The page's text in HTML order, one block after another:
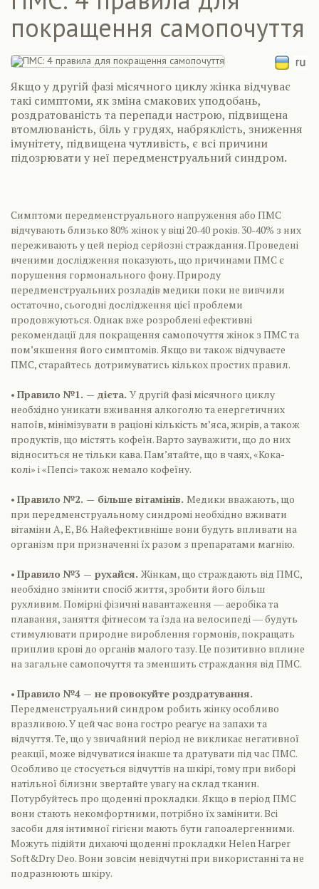
покращення самопочуття
Якщо у другій фазі місячного циклу жінка відчуває
такі симптоми, як зміна смакових уподобань,
роздратованість та перепади настрою, підвищена
втомлюваність, біль у грудях, набряклість, зниження
імунітету, підвищена чутливість, є всі причини
підозрювати у неї передменструальний синдром.
Симптоми передменструального напруження або ПМС
відчувають близько 80% жінок у віці 20˗40 років. 30-40% з них
переживають у цей період серйозні страждання. Проведені
вченими дослідження показують, що причинами ПМС є
порушення гормонального фону. Природу
передменструальних розладів медики поки не вивчили
остаточно, сьогодні дослідження цієї проблеми
продовжуються. Однак вже розроблені ефективні
рекомендації для покращення самопочуття жінок з ПМС та
пом’якшення його симптомів. Якщо ви також відчуваєте
ПМС, старайтесь дотримуватись кількох простих правил.
• Правило №1. — дієта. У другій фазі місячного циклу
необхідно уникати вживання алкоголю та енергетичних
напоїв, мінімізувати в раціоні кількість м’яса, жирів, а також
продуктів, що містять кофеїн. Варто зауважити, що до них
відноситься не тільки кава. Пам’ятайте, що в чаях, «Кока-
колі» і «Пепсі» також немало кофеїну.
• Правило №2. — більше вітамінів. Медики вважають, що
при передменструальному синдромі необхідно вживати
вітаміни А, Е, В6. Найефективніше вони будуть впливати на
організм при призначенні їх разом з препаратами магнію.
• Правило №3 — рухайся. Жінкам, що страждають від ПМС,
необхідно змінити спосіб життя, зробити його більш
рухливим. Помірні фізичні навантаження ― аеробіка та
плавання, заняття фітнесом та їзда на велосипеді ― будуть
стимулювати природне вироблення гормонів, покращать
приплив крові до органів малого тазу. Це позитивно вплине
на загальне самопочуття та зменшить страждання від ПМС.
• Правило №4 — не провокуйте роздратування.
Передменструальний синдром робить жінку особливо
вразливою. У цей час вона гостро реагує на запахи та
відчуття. Те, що у звичайний період не викликає негативної
реакції, може відчуватися інакше та дратувати під час ПМС.
Особливо це стосується відчуттів на шкірі, тому при виборі
натільної білизни звертайте увагу на склад тканин.
Потурбуйтесь про щоденні прокладки. Якщо в період ПМС
вони стають некомфортними, потрібно їх замінити. Всі
засоби для інтимної гігієни мають бути гапоалергенними.
Можуть підійти дихаючі щоденні прокладки Helen Harper
Soft&Dry Deo. Вони зовсім невідчутні при використанні та не
подразнюють шкіру.